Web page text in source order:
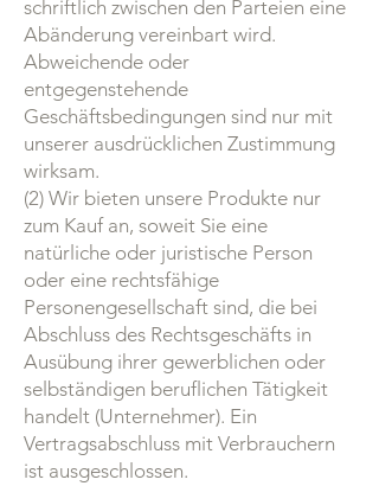
schriftlich zwischen den Parteien eine
Abänderung vereinbart wird.
Abweichende oder
entgegenstehende
Geschäftsbedingungen sind nur mit
unserer ausdrücklichen Zustimmung
wirksam.
(2) Wir bieten unsere Produkte nur
zum Kauf an, soweit Sie eine
natürliche oder juristische Person
oder eine rechtsfähige
Personengesellschaft sind, die bei
Abschluss des Rechtsgeschäfts in
Ausübung ihrer gewerblichen oder
selbständigen beruflichen Tätigkeit
handelt (Unternehmer). Ein
Vertragsabschluss mit Verbrauchern
ist ausgeschlossen.